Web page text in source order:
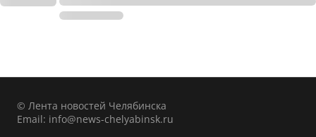
© Лента новостей Челябинска
Email: info@news-chelyabinsk.ru